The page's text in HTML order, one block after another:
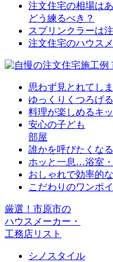
注文住宅の相場は
どう練るべき？
スプリンクラーは
注文住宅のハウス
思わず見とれてし
ゆっくりくつろげ
料理が楽しめるキ
安心の子ども
部屋
誰かを呼びたくな
ホッと一息…浴室
おしゃれで効率的
こだわりのワンポ
厳選！市原市の
ハウスメーカー・
工務店リスト
シノスタイル